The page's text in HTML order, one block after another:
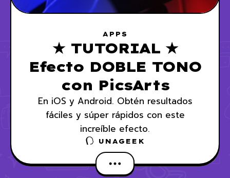
APPS
★ TUTORIAL ★
Efecto DOBLE TONO
con PicsArts
En iOS y Android. Obtén resultados
fáciles y súper rápidos con este
increíble efecto.
UNAGEEK